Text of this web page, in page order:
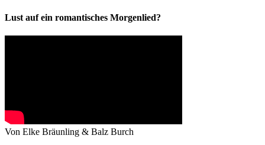
Lust auf ein romantisches Morgenlied?
Von Elke Bräunling & Balz Burch